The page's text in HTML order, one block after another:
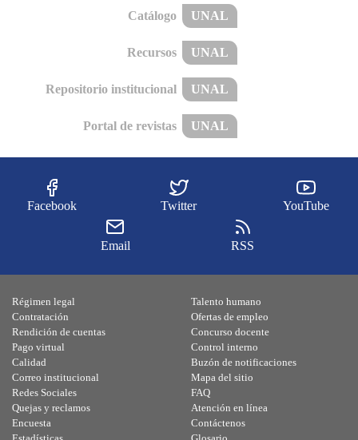
Catálogo UNAL
Recursos UNAL
Repositorio institucional UNAL
Portal de revistas UNAL
Facebook Twitter YouTube
Email RSS
Régimen legal
Contratación
Rendición de cuentas
Pago virtual
Calidad
Talento humano
Ofertas de empleo
Concurso docente
Control interno
Buzón de notificaciones
Correo institucional
Redes Sociales
Quejas y reclamos
Encuesta
Mapa del sitio
FAQ
Atención en línea
Contáctenos